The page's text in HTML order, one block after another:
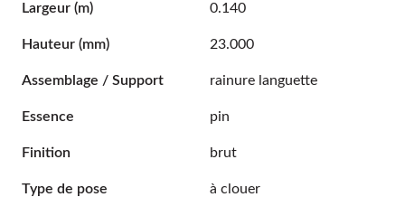
Largeur (m) 0.140
Hauteur (mm) 23.000
Assemblage / Support rainure languette
Essence pin
Finition brut
Type de pose à clouer